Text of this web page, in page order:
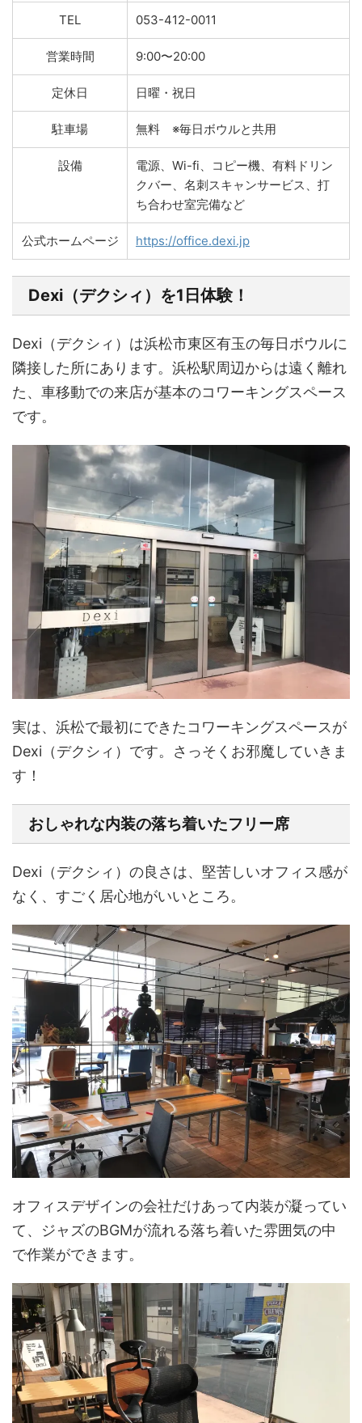
TEL 053-412-0011
営業時間 9:00〜20:00
定休日 日曜・祝日
駐車場 無料 ※毎日ボウルと共用
設備
電源、Wi-fi、コピー機、有料ドリン
クバー、名刺スキャンサービス、打
ち合わせ室完備など
公式ホームページ https://office.dexi.jp
Dexi（デクシィ）を1日体験！
Dexi（デクシィ）は浜松市東区有玉の毎日ボウルに
隣接した所にあります。浜松駅周辺からは遠く離れ
た、車移動での来店が基本のコワーキングスペース
です。
実は、浜松で最初にできたコワーキングスペースが
Dexi（デクシィ）です。さっそくお邪魔していきま
す！
おしゃれな内装の落ち着いたフリー席
Dexi（デクシィ）の良さは、堅苦しいオフィス感が
なく、すごく居心地がいいところ。
オフィスデザインの会社だけあって内装が凝ってい
て、ジャズのBGMが流れる落ち着いた雰囲気の中
で作業ができます。